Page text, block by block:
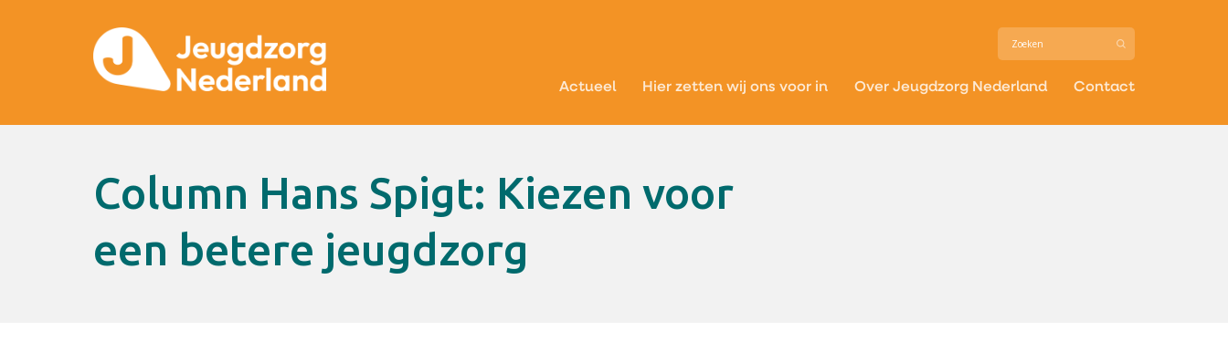
Actueel Hier zetten wij ons voor in Over Jeugdzorg Nederland Contact
Column Hans Spigt: Kiezen voor
een betere jeugdzorg